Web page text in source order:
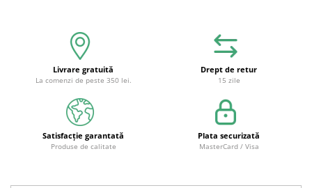
Livrare gratuită
La comenzi de peste 350 lei.
Drept de retur
15 zile
Satisfacție garantată
Produse de calitate
Plata securizată
MasterCard / Visa